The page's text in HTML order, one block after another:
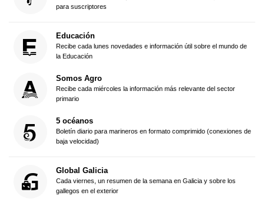
para suscriptores
Educación
Recibe cada lunes novedades e información útil sobre el mundo de
la Educación
Somos Agro
Recibe cada miércoles la información más relevante del sector
primario
5 océanos
Boletín diario para marineros en formato comprimido (conexiones de
baja velocidad)
Global Galicia
Cada viernes, un resumen de la semana en Galicia y sobre los
gallegos en el exterior